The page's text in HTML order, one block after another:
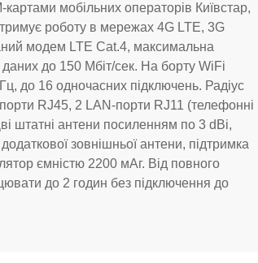
мобільних операторів Київстар,
роботу в мережах 4G LTE, 3G
модем LTE Cat.4, максимальна
до 150 Мбіт/сек. На борту WiFi
до 16 одночасних підключень. Радіус
RJ45, 2 LAN-порти RJ11 (телефонні
штатні антени посиленням по 3 dBi,
зовнішньої антени, підтримка
ємністю 2200 мАг. Від повного
до 2 годин без підключення до